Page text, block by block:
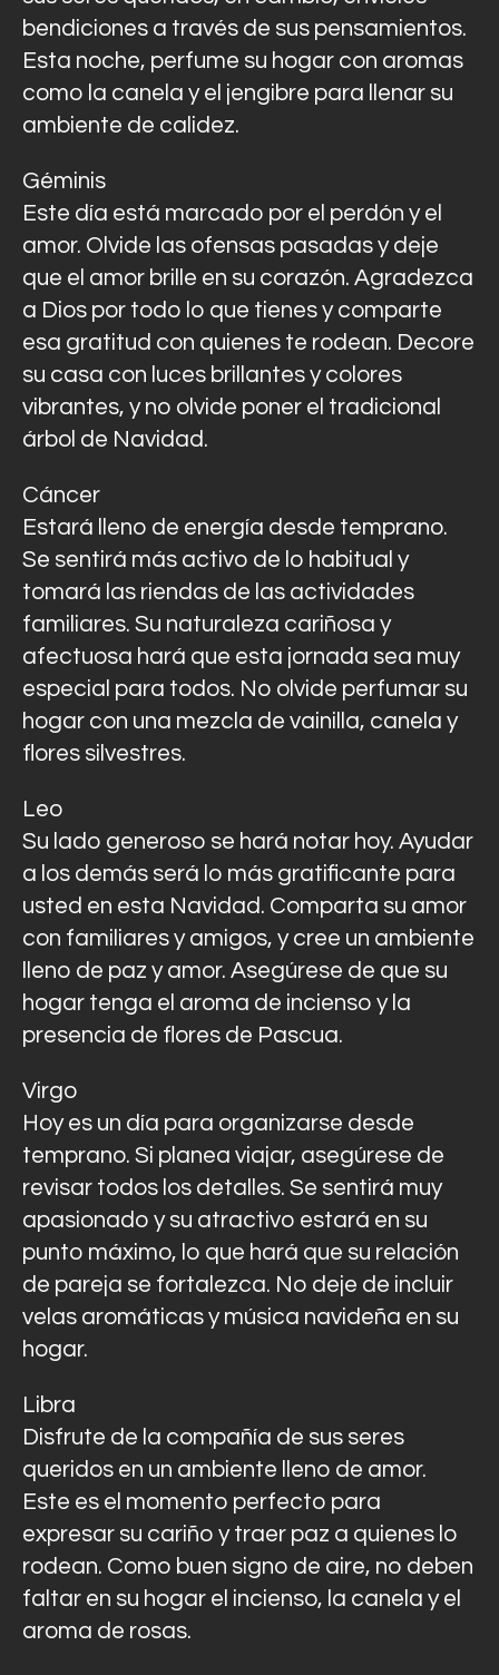
bendiciones a través de sus pensamientos.
Esta noche, perfume su hogar con aromas
como la canela y el jengibre para llenar su
ambiente de calidez.
Géminis
Este día está marcado por el perdón y el
amor. Olvide las ofensas pasadas y deje
que el amor brille en su corazón. Agradezca
a Dios por todo lo que tienes y comparte
esa gratitud con quienes te rodean. Decore
su casa con luces brillantes y colores
vibrantes, y no olvide poner el tradicional
árbol de Navidad.
Cáncer
Estará lleno de energía desde temprano.
Se sentirá más activo de lo habitual y
tomará las riendas de las actividades
familiares. Su naturaleza cariñosa y
afectuosa hará que esta jornada sea muy
especial para todos. No olvide perfumar su
hogar con una mezcla de vainilla, canela y
flores silvestres.
Leo
Su lado generoso se hará notar hoy. Ayudar
a los demás será lo más gratificante para
usted en esta Navidad. Comparta su amor
con familiares y amigos, y cree un ambiente
lleno de paz y amor. Asegúrese de que su
hogar tenga el aroma de incienso y la
presencia de flores de Pascua.
Virgo
Hoy es un día para organizarse desde
temprano. Si planea viajar, asegúrese de
revisar todos los detalles. Se sentirá muy
apasionado y su atractivo estará en su
punto máximo, lo que hará que su relación
de pareja se fortalezca. No deje de incluir
velas aromáticas y música navideña en su
hogar.
Libra
Disfrute de la compañía de sus seres
queridos en un ambiente lleno de amor.
Este es el momento perfecto para
expresar su cariño y traer paz a quienes lo
rodean. Como buen signo de aire, no deben
faltar en su hogar el incienso, la canela y el
aroma de rosas.